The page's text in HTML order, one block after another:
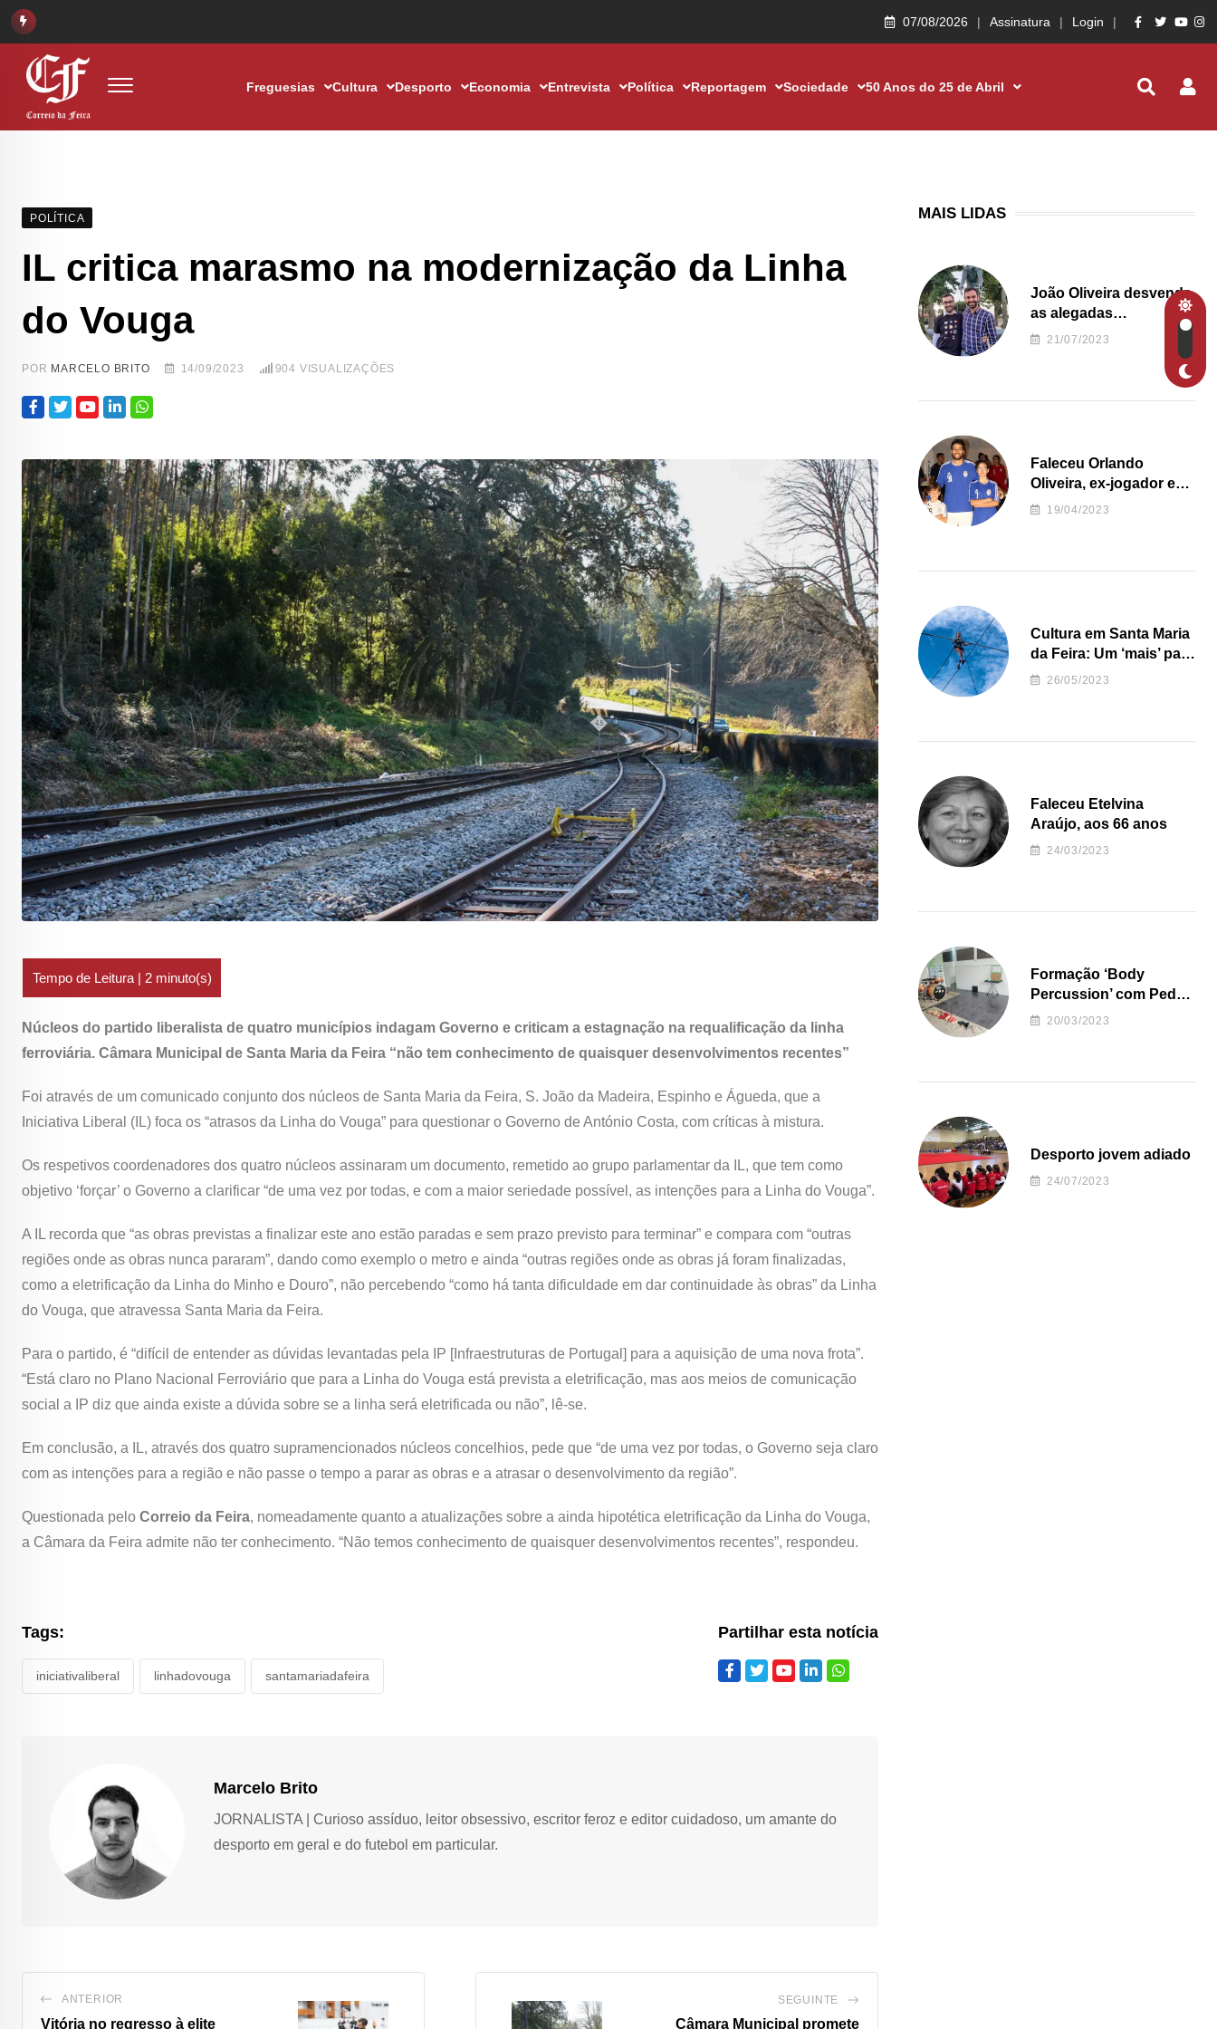
07/08/2026 Assinatura Login
Freguesias Cultura Desporto Economia Entrevista Política Reportagem Sociedade 50 Anos do 25 de Abril
POLÍTICA
IL critica marasmo na modernização da Linha
do Vouga
POR MARCELO BRITO 14/09/2023 904 VISUALIZAÇÕES
Núcleos do partido liberalista de quatro municípios indagam Governo e criticam a estagnação na requalificação da linha
ferroviária. Câmara Municipal de Santa Maria da Feira “não tem conhecimento de quaisquer desenvolvimentos recentes”
Foi através de um comunicado conjunto dos núcleos de Santa Maria da Feira, S. João da Madeira, Espinho e Águeda, que a
Iniciativa Liberal (IL) foca os “atrasos da Linha do Vouga” para questionar o Governo de António Costa, com críticas à mistura.
Os respetivos coordenadores dos quatro núcleos assinaram um documento, remetido ao grupo parlamentar da IL, que tem como
objetivo ‘forçar’ o Governo a clarificar “de uma vez por todas, e com a maior seriedade possível, as intenções para a Linha do Vouga”.
A IL recorda que “as obras previstas a finalizar este ano estão paradas e sem prazo previsto para terminar” e compara com “outras
regiões onde as obras nunca pararam”, dando como exemplo o metro e ainda “outras regiões onde as obras já foram finalizadas,
como a eletrificação da Linha do Minho e Douro”, não percebendo “como há tanta dificuldade em dar continuidade às obras” da Linha
do Vouga, que atravessa Santa Maria da Feira.
Para o partido, é “difícil de entender as dúvidas levantadas pela IP [Infraestruturas de Portugal] para a aquisição de uma nova frota”.
“Está claro no Plano Nacional Ferroviário que para a Linha do Vouga está prevista a eletrificação, mas aos meios de comunicação
social a IP diz que ainda existe a dúvida sobre se a linha será eletrificada ou não”, lê-se.
Em conclusão, a IL, através dos quatro supramencionados núcleos concelhios, pede que “de uma vez por todas, o Governo seja claro
com as intenções para a região e não passe o tempo a parar as obras e a atrasar o desenvolvimento da região”.
Questionada pelo Correio da Feira, nomeadamente quanto a atualizações sobre a ainda hipotética eletrificação da Linha do Vouga,
a Câmara da Feira admite não ter conhecimento. “Não temos conhecimento de quaisquer desenvolvimentos recentes”, respondeu.
Tags:
iniciativaliberal linhadovouga santamariadafeira
Partilhar esta notícia
Marcelo Brito
JORNALISTA | Curioso assíduo, leitor obsessivo, escritor feroz e editor cuidadoso, um amante do
desporto em geral e do futebol em particular.
ANTERIOR
Vitória no regresso à elite
SEGUINTE
Câmara Municipal promete
MAIS LIDAS
João Oliveira desvenda
as alegadas
irregularidades da
Junta de Freguesia S.
21/07/2023
Faleceu Orlando
Oliveira, ex-jogador e
treinador da formação
19/04/2023
Cultura em Santa Maria
da Feira: Um ‘mais’ para
o Concelho
26/05/2023
Faleceu Etelvina
Araújo, aos 66 anos
24/03/2023
Formação ‘Body
Percussion’ com Pedro
Almeida
20/03/2023
Desporto jovem adiado
24/07/2023